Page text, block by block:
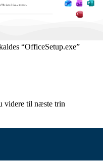
“OfficeSetup.exe”
videre til næste trin